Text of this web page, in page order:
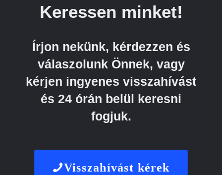
Keressen minket!
Írjon nekünk, kérdezzen és
válaszolunk Önnek, vagy
kérjen ingyenes visszahívást
és 24 órán belül keresni
fogjuk.
Visszahívást kérek